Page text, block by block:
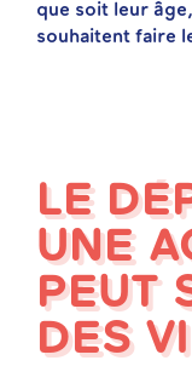
que soit leur
souhaitent faire
LE
UNE
PEUT
DES